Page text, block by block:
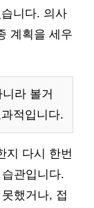
니다. 의사
계획을 세우
라 볼거
적입니다.
지 다시 한번
관입니다.
했거나, 접